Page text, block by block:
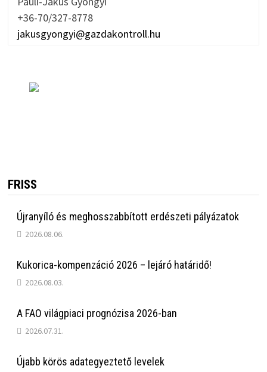
+36-70/327-8778
jakusgyongyi@gazdakontroll.hu
FRISS
Újranyíló és meghosszabbított erdészeti pályázatok
2026.08.06.
Kukorica-kompenzáció 2026 – lejáró határidő!
2026.08.03.
A FAO világpiaci prognózisa 2026-ban
2026.07.31.
Újabb körös adategyeztető levelek